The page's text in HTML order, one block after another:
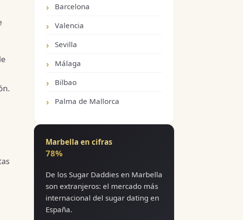
Barcelona
Valencia
Sevilla
Málaga
Bilbao
Palma de Mallorca
Marbella en cifras
78%
De los Sugar Daddies en Marbella
son extranjeros: el mercado más
internacional del sugar dating en
España.